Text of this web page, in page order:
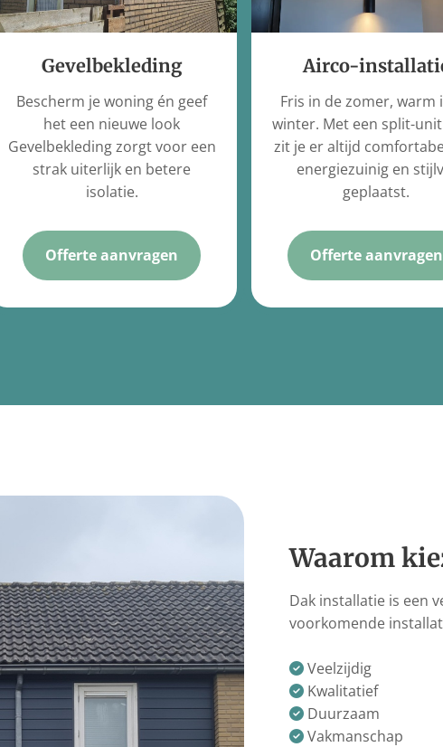
Gevelbekleding
Bescherm je woning én geef
het een nieuwe look
Gevelbekleding zorgt voor een
strak uiterlijk en betere
isolatie.
Offerte aanvragen
Airco-
Fris in de zomer, warm
winter. Met een split-
zit je er altijd
energiezuinig en
geplaatst.
Offerte aanvragen
Waarom
Dak installatie is een
voorkomende
 Veelzijdig
 Kwalitatief
 Duurzaam
 Vakmanschap